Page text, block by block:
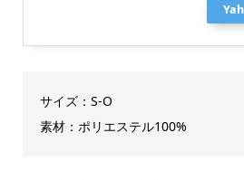
サイズ：S-O
素材：ポリエステル100%